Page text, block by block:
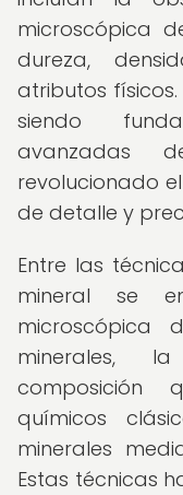
microscópica
dureza,
atributos
siendo
avanzadas
revolucionado
de detalle y
Entre las
mineral se
microscópica
minerales,
composición
químicos
minerales
Estas técnicas